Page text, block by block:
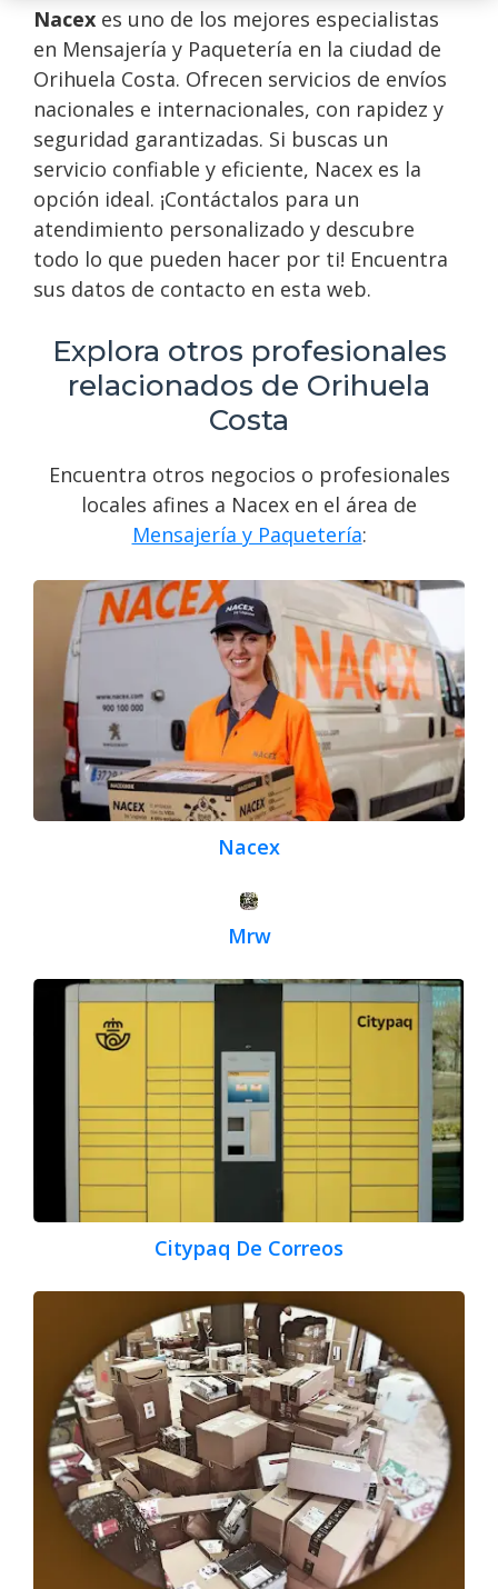
Nacex es uno de los mejores especialistas
en Mensajería y Paquetería en la ciudad de
Orihuela Costa. Ofrecen servicios de envíos
nacionales e internacionales, con rapidez y
seguridad garantizadas. Si buscas un
servicio confiable y eficiente, Nacex es la
opción ideal. ¡Contáctalos para un
atendimiento personalizado y descubre
todo lo que pueden hacer por ti! Encuentra
sus datos de contacto en esta web.
Explora otros profesionales
relacionados de Orihuela
Costa
Encuentra otros negocios o profesionales
locales afines a Nacex en el área de
Mensajería y Paquetería:
Nacex
Mrw
Citypaq De Correos